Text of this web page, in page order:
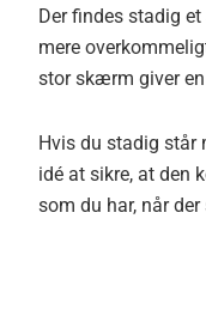
Der findes stadig
mere
stor skærm giver
Hvis du stadig står
idé at sikre, at den
som du har, når